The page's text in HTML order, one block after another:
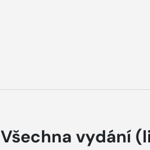
Všechna vydání